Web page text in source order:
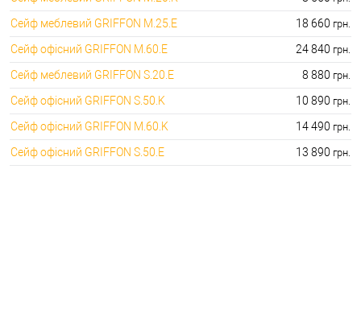
Сейф меблевий GRIFFON M.25.E 18 660 грн.
Сейф офісний GRIFFON M.60.E 24 840 грн.
Сейф меблевий GRIFFON S.20.E 8 880 грн.
Сейф офісний GRIFFON S.50.K 10 890 грн.
Сейф офісний GRIFFON M.60.K 14 490 грн.
Сейф офісний GRIFFON S.50.E 13 890 грн.